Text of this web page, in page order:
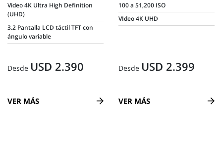
Video 4K Ultra High Definition
(UHD)
3.2 Pantalla LCD táctil TFT con
ángulo variable
Desde USD 2.390
VER MÁS
100 a 51,200 ISO
VIdeo 4K UHD
Desde USD 2.399
VER MÁS